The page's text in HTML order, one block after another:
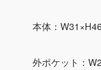
本体：
外ポケット：